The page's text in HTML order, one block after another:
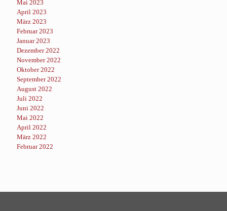
Mai 2023
April 2023
März 2023
Februar 2023
Januar 2023
Dezember 2022
November 2022
Oktober 2022
September 2022
August 2022
Juli 2022
Juni 2022
Mai 2022
April 2022
März 2022
Februar 2022